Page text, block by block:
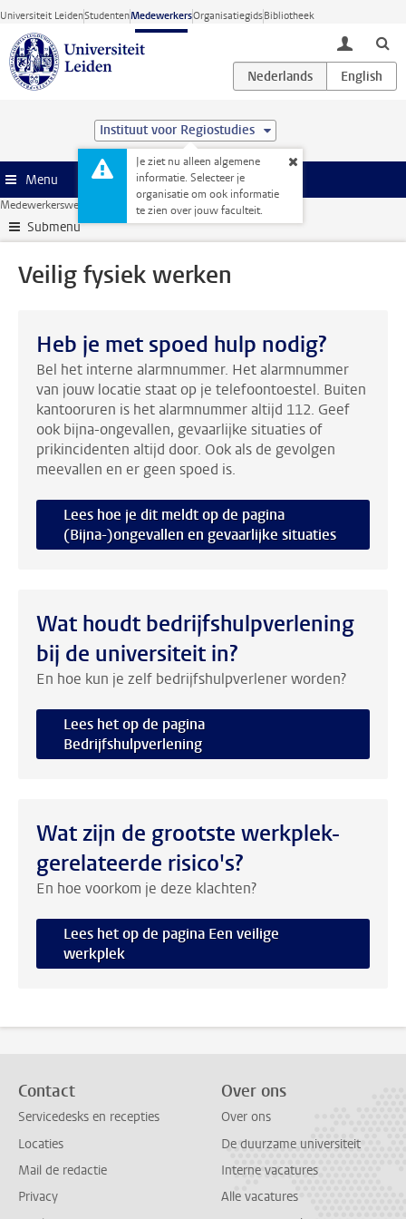
Ga direct naar de inhoud
Universiteit LeidenStudentenMedewerkersOrganisatiegidsBibliotheek
toggle
Instituut voor Regiostudies
Je ziet nu alleen algemene
informatie. Selecteer je
organisatie om ook informatie
te zien over jouw faculteit.
Menu
Medewerkerswebsite Veiligheid Veilig fysiek werken
Submenu
Veilig fysiek werken
Heb je met spoed hulp nodig?
Bel het interne alarmnummer. Het alarmnummer
van jouw locatie staat op je telefoontoestel. Buiten
kantooruren is het alarmnummer altijd 112. Geef
ook bijna-ongevallen, gevaarlijke situaties of
prikincidenten altijd door. Ook als de gevolgen
meevallen en er geen spoed is.
Lees hoe je dit meldt op de pagina
(Bijna-)ongevallen en gevaarlijke situaties
Wat houdt bedrijfshulpverlening
bij de universiteit in?
En hoe kun je zelf bedrijfshulpverlener worden?
Lees het op de pagina
Bedrijfshulpverlening
Wat zijn de grootste werkplek-
gerelateerde risico's?
En hoe voorkom je deze klachten?
Lees het op de pagina Een veilige
werkplek
Contact
Servicedesks en recepties
Locaties
Mail de redactie
Privacy
Over ons
Over ons
De duurzame universiteit
Interne vacatures
Alle vacatures